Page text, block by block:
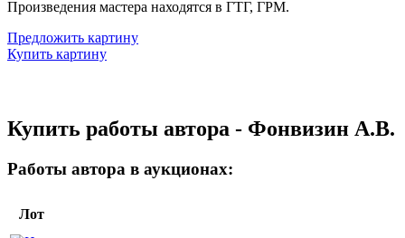
Произведения мастера находятся в ГТГ, ГРМ.
Предложить картину
Купить картину
Купить работы автора - Фонвизин А.В.
Работы автора в аукционах:
Лот